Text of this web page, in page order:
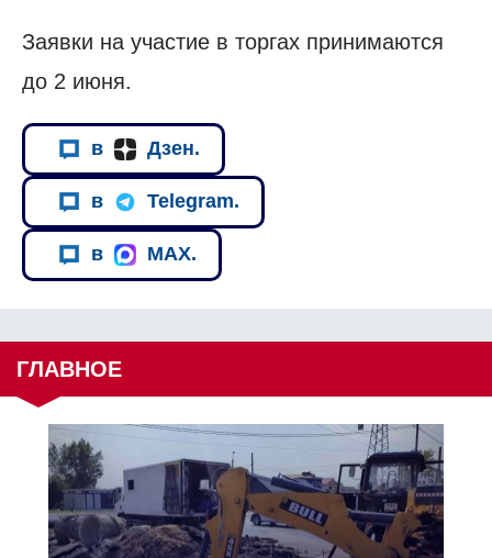
Заявки на участие в торгах принимаются
до 2 июня.
в Дзен.
в Telegram.
в MAX.
ГЛАВНОЕ